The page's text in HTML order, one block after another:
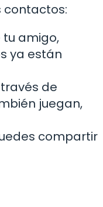
contactos:
tu amigo,
ya están
de
juegan,
compartir